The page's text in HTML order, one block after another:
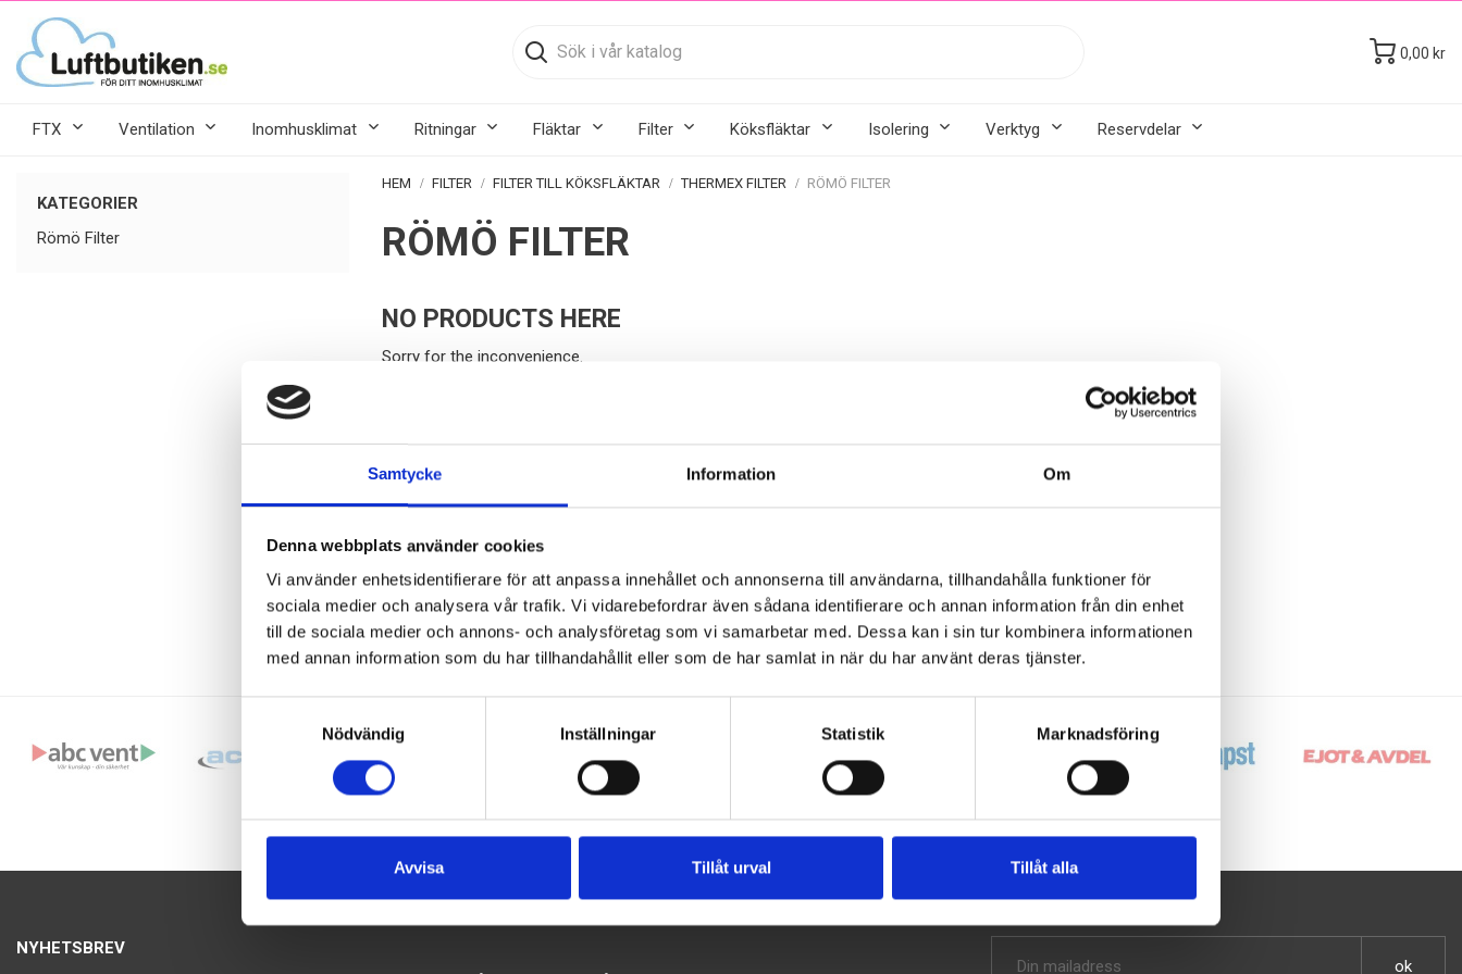
Samtycke Information Om
Denna webbplats använder cookies
Vi använder enhetsidentifierare för att anpassa innehållet och annonserna till användarna, tillhandahålla funktioner för
sociala medier och analysera vår trafik. Vi vidarebefordrar även sådana identifierare och annan information från din enhet
till de sociala medier och annons- och analysföretag som vi samarbetar med. Dessa kan i sin tur kombinera informationen
med annan information som du har tillhandahållit eller som de har samlat in när du har använt deras tjänster.
Nödvändig
Inställningar Statistik Marknadsföring
Avvisa Tillåt urval Tillåt alla
0,00 kr
FTX Ventilation Inomhusklimat Ritningar Fläktar Filter Köksfläktar Isolering Verktyg Reservdelar
KATEGORIER
Römö Filter
HEM FILTER FILTER TILL KÖKSFLÄKTAR THERMEX FILTER RÖMÖ FILTER
RÖMÖ FILTER
NO PRODUCTS HERE
Sorry for the inconvenience.
NYHETSBREV